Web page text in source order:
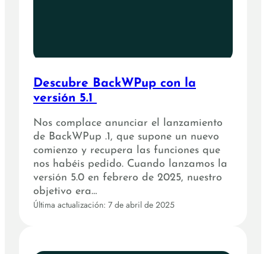
Descubre BackWPup con la
versión 5.1
Nos complace anunciar el lanzamiento
de BackWPup .1, que supone un nuevo
comienzo y recupera las funciones que
nos habéis pedido. Cuando lanzamos la
versión 5.0 en febrero de 2025, nuestro
objetivo era…
Última actualización: 7 de abril de 2025